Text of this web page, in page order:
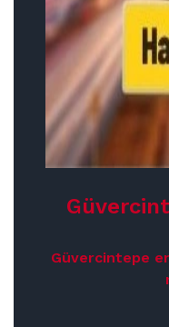
Güvercintepe en